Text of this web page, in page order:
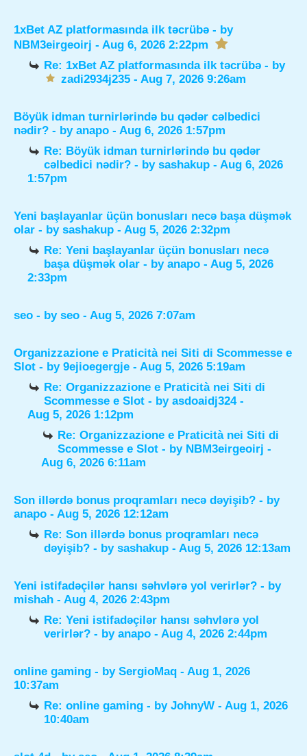
1xBet AZ platformasında ilk təcrübə - by
NBM3eirgeoirj - Aug 6, 2026 2:22pm
Re: 1xBet AZ platformasında ilk təcrübə - by
zadi2934j235- Aug 7, 2026 9:26am
Böyük idman turnirlərində bu qədər cəlbedici
nədir? - by anapo - Aug 6, 2026 1:57pm
Re: Böyük idman turnirlərində bu qədər
cəlbedici nədir? - bysashakup - Aug 6, 2026
1:57pm
Yeni başlayanlar üçün bonusları necə başa düşmək
olar - by sashakup - Aug 5, 2026 2:32pm
Re: Yeni başlayanlar üçün bonusları necə
başa düşmək olar - byanapo - Aug 5, 2026
2:33pm
seo - by seo - Aug 5, 2026 7:07am
Organizzazione e Praticità nei Siti di Scommesse e
Slot - by 9ejioegergje - Aug 5, 2026 5:19am
Re: Organizzazione e Praticità nei Siti di
Scommesse e Slot - byasdoaidj324-
Aug 5, 2026 1:12pm
Re: Organizzazione e Praticità nei Siti di
Scommesse e Slot - by NBM3eirgeoirj -
Aug 6, 2026 6:11am
Son illərdə bonus proqramları necə dəyişib? - by
anapo - Aug 5, 2026 12:12am
Re: Son illərdə bonus proqramları necə
dəyişib? - bysashakup - Aug 5, 2026 12:13am
Yeni istifadəçilər hansı səhvlərə yol verirlər? - by
mishah - Aug 4, 2026 2:43pm
Re: Yeni istifadəçilər hansı səhvlərə yol
verirlər? - byanapo - Aug 4, 2026 2:44pm
online gaming - by SergioMaq - Aug 1, 2026
10:37am
Re: online gaming - byJohnyW - Aug 1, 2026
10:40am